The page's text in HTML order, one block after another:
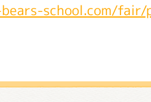
school.com/fair/